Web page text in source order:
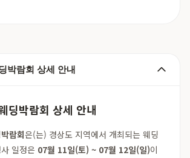
박람회 상세 안내
딩박람회 상세 안내
람회은(는) 경상도 지역에서 개최되는 웨딩
일정은 07월 11일(토) ~ 07월 12일(일)이